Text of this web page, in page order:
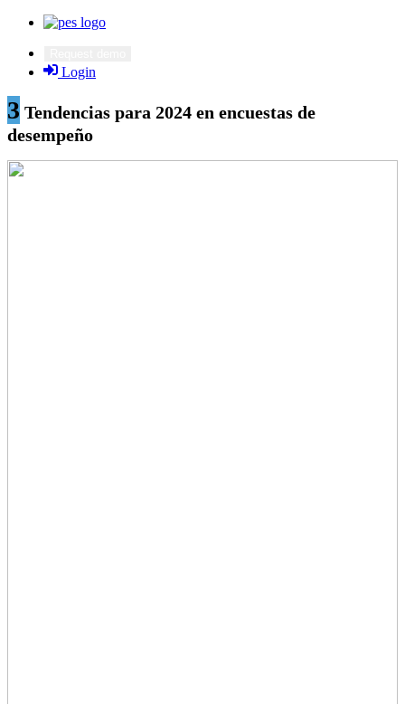
Login
3 Tendencias para 2024 en encuestas de
desempeño